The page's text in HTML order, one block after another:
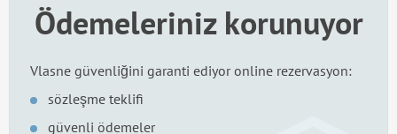
Ödemeleriniz korunuyor
Vlasne güvenliğini garanti ediyor online rezervasyon:
sözleşme teklifi
güvenli ödemeler